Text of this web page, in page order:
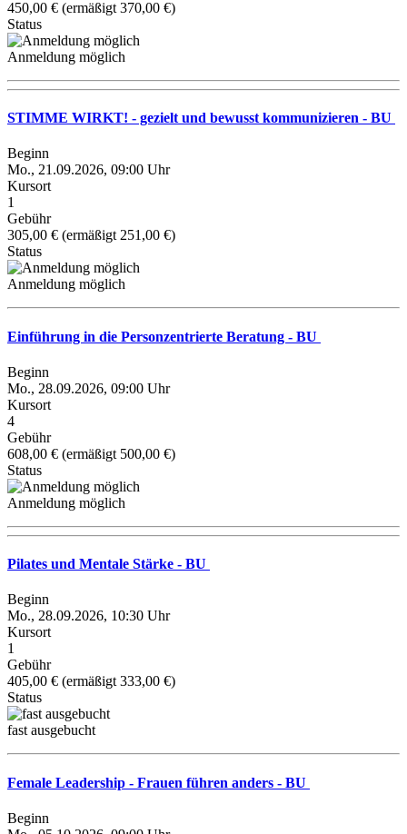
450,00 € (ermäßigt 370,00 €)
Status
Anmeldung möglich
STIMME WIRKT! - gezielt und bewusst kommunizieren - BU
Beginn
Mo., 21.09.2026, 09:00 Uhr
Kursort
1
Gebühr
305,00 € (ermäßigt 251,00 €)
Status
Anmeldung möglich
Einführung in die Personzentrierte Beratung - BU
Beginn
Mo., 28.09.2026, 09:00 Uhr
Kursort
4
Gebühr
608,00 € (ermäßigt 500,00 €)
Status
Anmeldung möglich
Pilates und Mentale Stärke - BU
Beginn
Mo., 28.09.2026, 10:30 Uhr
Kursort
1
Gebühr
405,00 € (ermäßigt 333,00 €)
Status
fast ausgebucht
Female Leadership - Frauen führen anders - BU
Beginn